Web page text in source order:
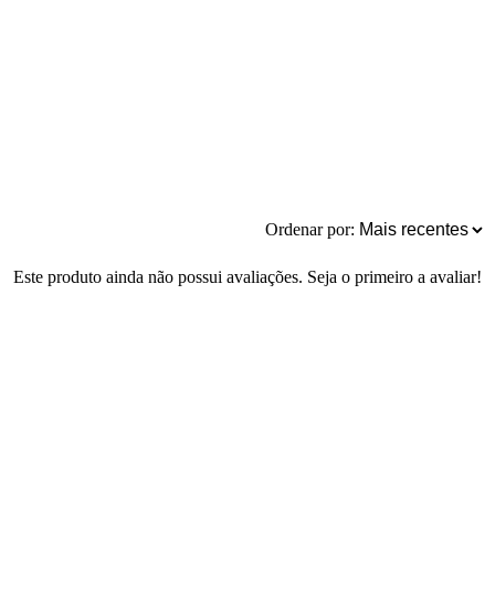
Ordenar por:
Este produto ainda não possui avaliações. Seja o primeiro a avaliar!